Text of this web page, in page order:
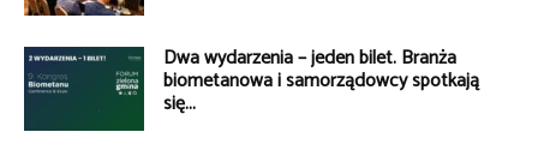
Dwa wydarzenia – jeden bilet. Branża
biometanowa i samorządowcy spotkają
się...